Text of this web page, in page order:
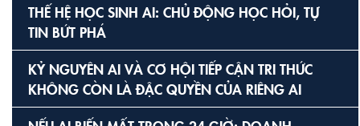
THẾ HỆ HỌC SINH AI: CHỦ ĐỘNG HỌC HỎI, TỰ
TIN BỨT PHÁ
KỶ NGUYÊN AI VÀ CƠ HỘI TIẾP CẬN TRI THỨC
KHÔNG CÒN LÀ ĐẶC QUYỀN CỦA RIÊNG AI